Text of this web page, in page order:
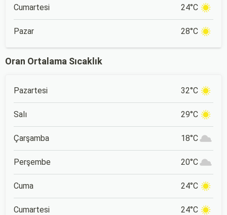
Cumartesi 24°C
Pazar 28°C
Oran Ortalama Sıcaklık
Pazartesi 32°C
Salı 29°C
Çarşamba 18°C
Perşembe 20°C
Cuma 24°C
Cumartesi 24°C